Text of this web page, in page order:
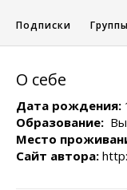
Подписки Группы
О себе
Дата рождения:
Образование:
Место
Сайт автора: